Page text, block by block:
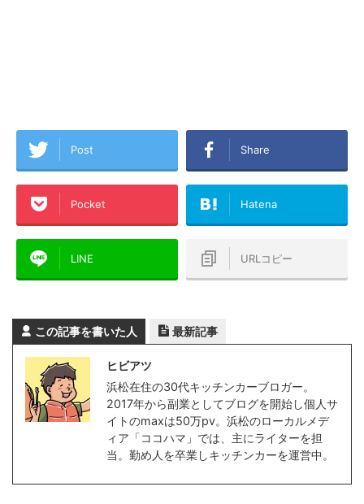
Post Share
Pocket Hatena
LINE URLコピー
この記事を書いた人 最新記事
ヒビアツ
浜松在住の30代キッチンカーブロガー。
2017年から副業としてブログを開始し個人サ
イトのmaxは50万pv。浜松のローカルメデ
ィア「ココハマ」では、主にライターを担
当。勤め人を卒業しキッチンカーを運営中。